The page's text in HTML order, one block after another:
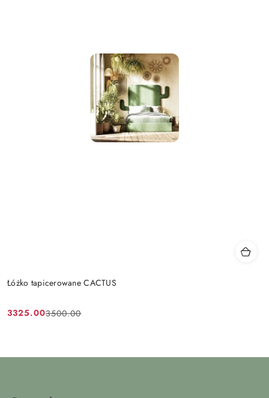
Łóżko tapicerowane CACTUS
Cena
3325.00
Cena
3500.00